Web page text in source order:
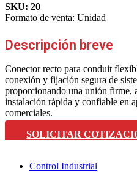
SKU: 20
Formato de venta: Unidad
Descripción breve
Conector recto para conduit
conexión y fijación segura de
proporcionando una unión firme,
instalación rápida y confiable en
comerciales.
SOLICITAR
Control Industrial